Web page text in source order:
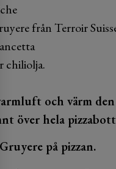
från Terroir
chiliolja.
och värm
över hela
på pizzan.